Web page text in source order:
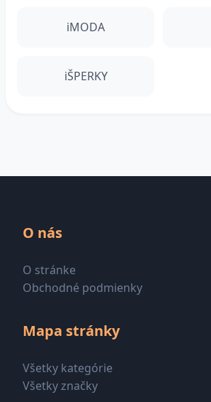
iMODA
iŠPERKY
O nás
O stránke
Obchodné podmienky
Mapa stránky
Všetky kategórie
Všetky značky